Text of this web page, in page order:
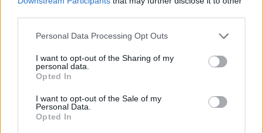
Personal Data Processing Opt Outs
I want to opt-out of the Sharing of my
personal data.
Opted In
I want to opt-out of the Sale of my
Personal Data.
Opted In
Μνήμες προσφυγιάς και μήνυμα
ειρήνης στο Πολύκεντρο
Πλωμαρίου
Κατάμεστη η αίθουσα στην
για την ειρήνη – Όταν οι Έλληνες
και οι Τούρκοι χωρίστηκαν»,
παρουσία του σκηνοθέτη Osman
Okkan